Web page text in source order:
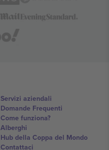
Servizi aziendali
Domande Frequenti
Come funziona?
Alberghi
Hub della Coppa del Mondo
Contattaci